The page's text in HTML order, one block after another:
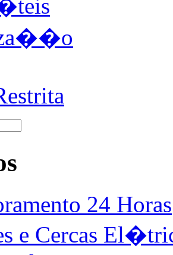
24 Horas
e Cercas